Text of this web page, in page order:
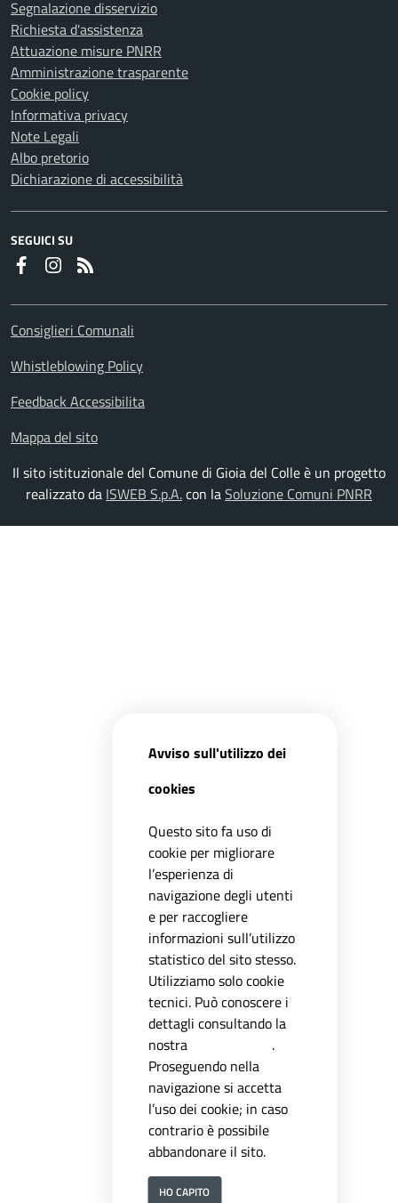
Segnalazione disservizio
Richiesta d'assistenza
Attuazione misure PNRR
Amministrazione trasparente
Cookie policy
Informativa privacy
Note Legali
Albo pretorio
Dichiarazione di accessibilità
SEGUICI SU
FaceboookInstagram
Consiglieri Comunali
Whistleblowing Policy
Feedback Accessibilita
Mappa del sito
Il sito istituzionale del Comune di Gioia del Colle è un progetto
realizzato da ISWEB S.p.A.con laSoluzione Comuni PNRR
Avviso sull'utilizzo dei
cookies
Questo sito fa uso di
cookie per migliorare
l’esperienza di
navigazione degli utenti
e per raccogliere
informazioni sull’utilizzo
statistico del sito stesso.
Utilizziamo solo cookie
tecnici. Può conoscere i
dettagli consultando la
nostra
.
Proseguendo nella
navigazione si accetta
l’uso dei cookie; in caso
contrario è possibile
abbandonare il sito.
HO CAPITO